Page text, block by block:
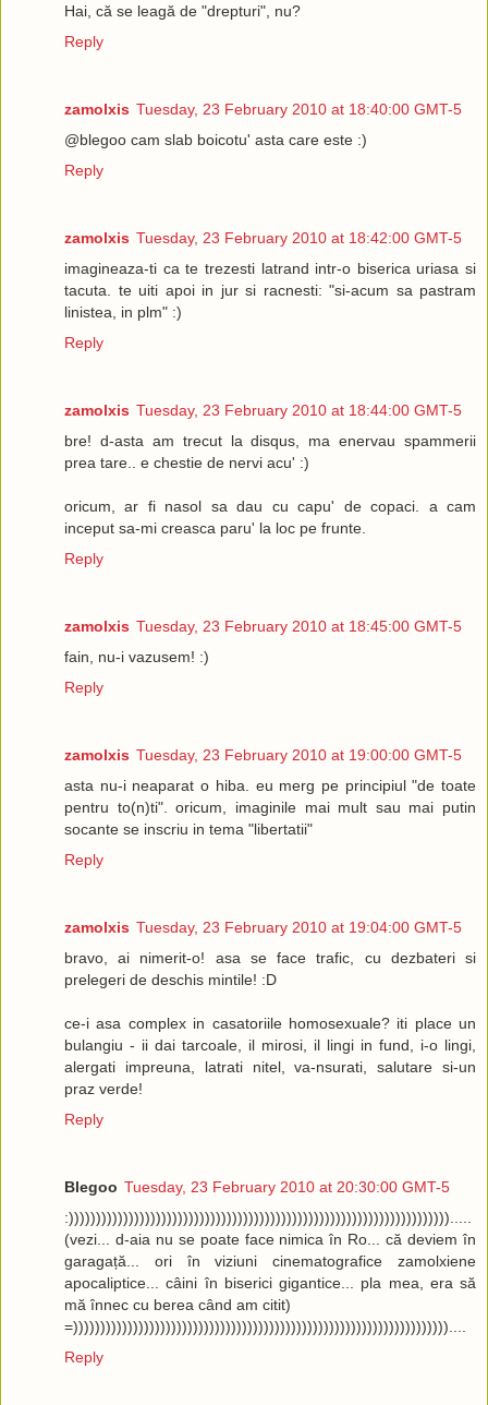
Hai, că se leagă de "drepturi", nu?
Reply
zamolxis Tuesday, 23 February 2010 at 18:40:00 GMT-5
@blegoo cam slab boicotu' asta care este :)
Reply
zamolxis Tuesday, 23 February 2010 at 18:42:00 GMT-5
imagineaza-ti ca te trezesti latrand intr-o biserica uriasa si
tacuta. te uiti apoi in jur si racnesti: "si-acum sa pastram
linistea, in plm" :)
Reply
zamolxis Tuesday, 23 February 2010 at 18:44:00 GMT-5
bre! d-asta am trecut la disqus, ma enervau spammerii
prea tare.. e chestie de nervi acu' :)
oricum, ar fi nasol sa dau cu capu' de copaci. a cam
inceput sa-mi creasca paru' la loc pe frunte.
Reply
zamolxis Tuesday, 23 February 2010 at 18:45:00 GMT-5
fain, nu-i vazusem! :)
Reply
zamolxis Tuesday, 23 February 2010 at 19:00:00 GMT-5
asta nu-i neaparat o hiba. eu merg pe principiul "de toate
pentru to(n)ti". oricum, imaginile mai mult sau mai putin
socante se inscriu in tema "libertatii"
Reply
zamolxis Tuesday, 23 February 2010 at 19:04:00 GMT-5
bravo, ai nimerit-o! asa se face trafic, cu dezbateri si
prelegeri de deschis mintile! :D
ce-i asa complex in casatoriile homosexuale? iti place un
bulangiu - ii dai tarcoale, il mirosi, il lingi in fund, i-o lingi,
alergati impreuna, latrati nitel, va-nsurati, salutare si-un
praz verde!
Reply
Blegoo Tuesday, 23 February 2010 at 20:30:00 GMT-5
:)))))))))))))))))))))))))))))))))))))))))))))))))))))))))))))))))))))).....
(vezi... d-aia nu se poate face nimica în Ro... că deviem în
garagață... ori în viziuni cinematografice zamolxiene
apocaliptice... câini în biserici gigantice... pla mea, era să
mă înnec cu berea când am citit)
=)))))))))))))))))))))))))))))))))))))))))))))))))))))))))))))))))))))....
Reply